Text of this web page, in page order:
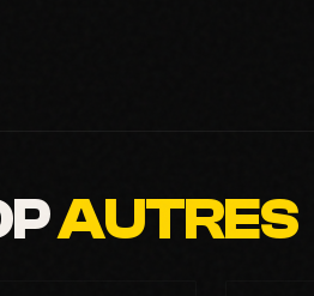
AUTRES